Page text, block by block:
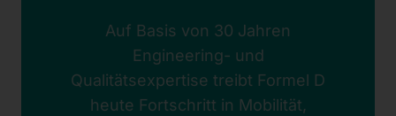
Auf Basis von 30 Jahren
Engineering- und
Qualitätsexpertise treibt Formel D
heute Fortschritt in Mobilität,